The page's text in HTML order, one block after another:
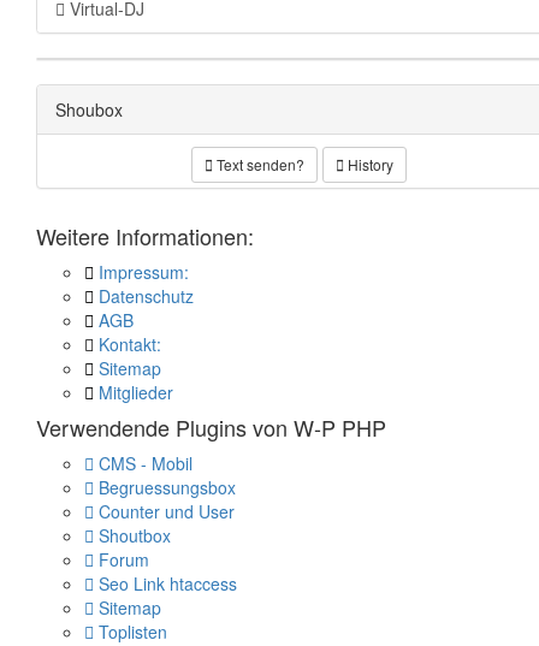
Virtual-DJ
Shoubox
Text senden? History
Weitere Informationen:
Impressum:
Datenschutz
AGB
Kontakt:
Sitemap
Mitglieder
Verwendende Plugins von W-P PHP
CMS - Mobil
Begruessungsbox
Counter und User
Shoutbox
Forum
Seo Link htaccess
Sitemap
Toplisten